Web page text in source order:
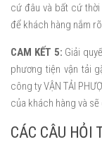
cứ đâu và bất cứ
để khách hàng nắm
CAM KẾT 5: Giải
phương tiện vận tải
công ty VẬN TẢI
của khách hàng và
CÁC CÂU HỎI